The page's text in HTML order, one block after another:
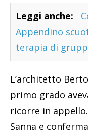
Leggi anche:
Appendino
terapia di
L’architetto
primo grado
ricorre in
Sanna e